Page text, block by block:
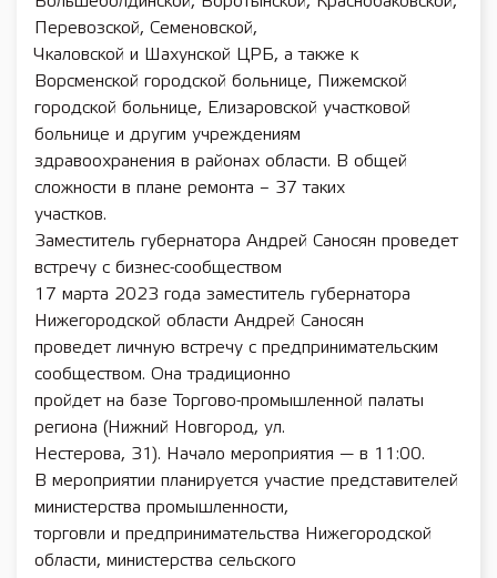
Перевозской, Семеновской,
Чкаловской и Шахунской ЦРБ, а также к
Ворсменской городской больнице, Пижемской
городской больнице, Елизаровской участковой
больнице и другим учреждениям
здравоохранения в районах области. В общей
сложности в плане ремонта – 37 таких
участков.
Заместитель губернатора Андрей Саносян проведет
встречу с бизнес-сообществом
17 марта 2023 года заместитель губернатора
Нижегородской области Андрей Саносян
проведет личную встречу с предпринимательским
сообществом. Она традиционно
пройдет на базе Торгово-промышленной палаты
региона (Нижний Новгород, ул.
Нестерова, 31). Начало мероприятия — в 11:00.
В мероприятии планируется участие представителей
министерства промышленности,
торговли и предпринимательства Нижегородской
области, министерства сельского